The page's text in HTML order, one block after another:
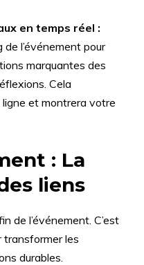
en temps réel :
l’événement pour
marquantes des
Cela
et montrera votre
: La
liens
de l’événement. C’est
transformer les
durables.